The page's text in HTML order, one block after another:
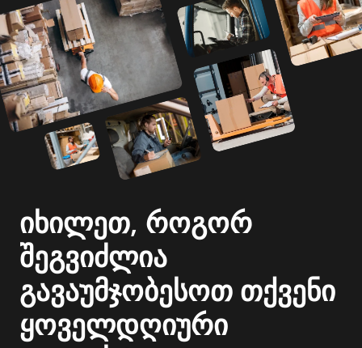
იხილეთ, როგორ
შეგვიძლია
გავაუმჯობესოთ თქვენი
ყოველდღიური